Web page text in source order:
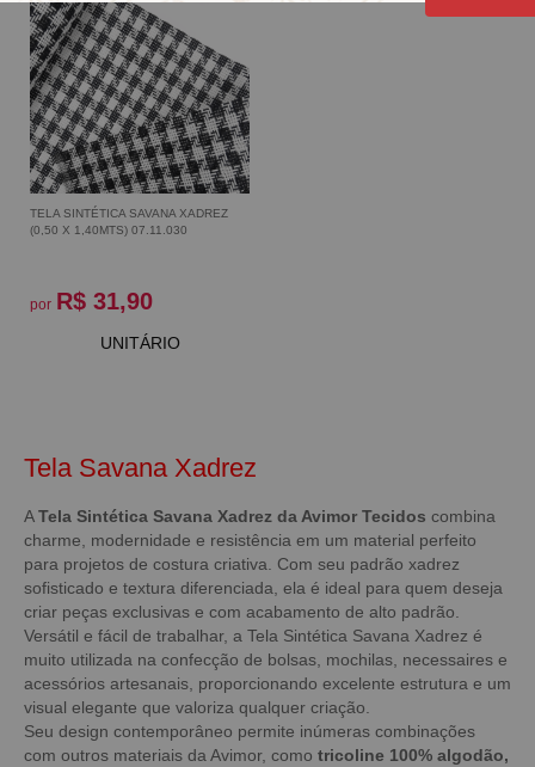
TELA SINTÉTICA SAVANA XADREZ
(0,50 X 1,40MTS) 07.11.030
por R$ 31,90
UNITÁRIO
Tela Savana Xadrez
ATela Sintética Savana Xadrez da Avimor Tecidos combina
charme, modernidade e resistência em um material perfeito
para projetos de costura criativa. Com seu padrão xadrez
sofisticado e textura diferenciada, ela é ideal para quem deseja
criar peças exclusivas e com acabamento de alto padrão.
Versátil e fácil de trabalhar, a Tela Sintética Savana Xadrez é
muito utilizada na confecção de bolsas, mochilas, necessaires e
acessórios artesanais, proporcionando excelente estrutura e um
visual elegante que valoriza qualquer criação.
Seu design contemporâneo permite inúmeras combinações
com outros materiais da Avimor, como tricoline 100% algodão,